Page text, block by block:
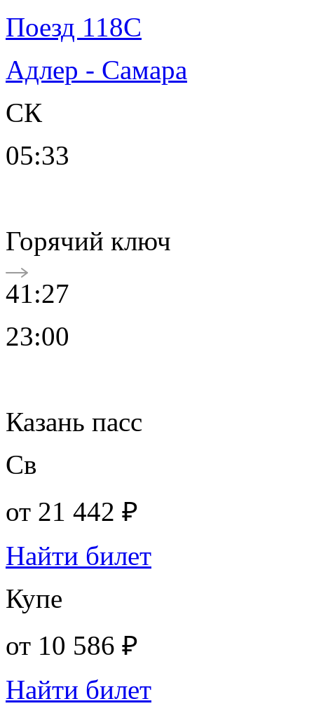
Поезд 118С
Адлер - Самара
СК
05:33
Горячий ключ
41:27
23:00
Казань пасс
Св
от 21 442 ₽
Найти билет
Купе
от 10 586 ₽
Найти билет